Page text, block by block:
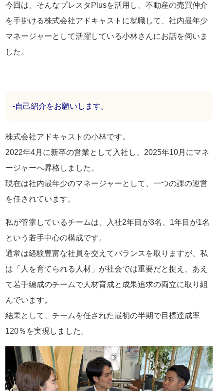
今回は、そんなプレスタPlusを活用し、不動産の売買仲介
を手掛ける株式会社アドキャストに就職して、社内最年少
マネージャーとして活躍している小林さんにお話を伺いま
した。
-自己紹介をお願いします。
株式会社アドキャストの小林です。
2022年4月に新卒の営業として入社し、2025年10月にマネ
ージャーへ昇格しました。
現在は社内最年少のマネージャーとして、一つの課の運営
を任されています。
私が管掌しているチームは、入社2年目が3名、1年目が1名
という若手中心の構成です。
通常は経験豊富な社員を交えてバランスを取りますが、私
は「人を育てられる人材」が社会では重要だと捉え、あえ
て若手編成のチームで人材育成と成果追求の両立に取り組
んでいます。
結果として、チームを任された最初の半期で目標達成率
120％を実現しました。